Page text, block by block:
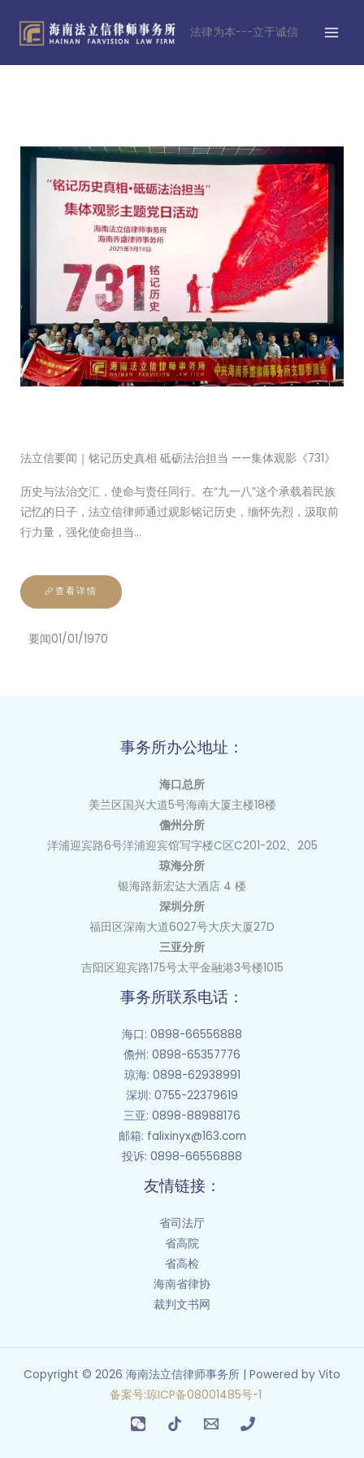
容
法律为本---立于诚信
法立信要闻｜铭记历史真相 砥砺法治担当 ——集体观影《731》
历史与法治交汇，使命与责任同行。在“九一八”这个承载着民族
记忆的日子，法立信律师通过观影铭记历史，缅怀先烈，汲取前
行力量，强化使命担当…
查看详情
要闻01/01/1970
事务所办公地址：
海口总所
美兰区国兴大道5号海南大厦主楼18楼
儋州分所
洋浦迎宾路6号洋浦迎宾馆写字楼C区C201-202、205
琼海分所
银海路新宏达大酒店 4 楼
深圳分所
福田区深南大道6027号大庆大厦27D
三亚分所
吉阳区迎宾路175号太平金融港3号楼1015
事务所联系电话：
海口: 0898-66556888
儋州: 0898-65357776
琼海: 0898-62938991
深圳: 0755-22379619
三亚: 0898-88988176
邮箱: falixinyx@163.com
投诉: 0898-66556888
友情链接：
省司法厅
省高院
省高检
海南省律协
裁判文书网
Copyright © 2026 海南法立信律师事务所 | Powered by Vito
备案号:琼ICP备08001485号-1